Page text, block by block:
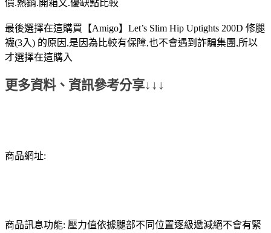
價.熱銷.開箱文.優缺點比較
最後選擇在這購買【Amigo】Let’s Slim Hip Uptights 200D 修腿
襪(3入) 的原因,是因為比較有保障,也不會遇到詐騙集團,所以
才選擇在這購入
更多資料、資訊參考分享↓↓↓
商品網址:
商品訊息功能: 壓力值依據腿部不同位置逐級遞減絕不會有緊